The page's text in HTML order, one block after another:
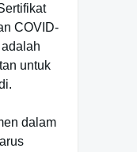
COVID-
untuk
dalam